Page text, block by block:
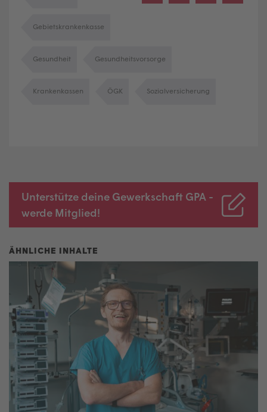
Gebietskrankenkasse
Gesundheit Gesundheitsvorsorge
Krankenkassen ÖGK Sozialversicherung
Unterstütze deine Gewerkschaft GPA -
werde Mitglied!